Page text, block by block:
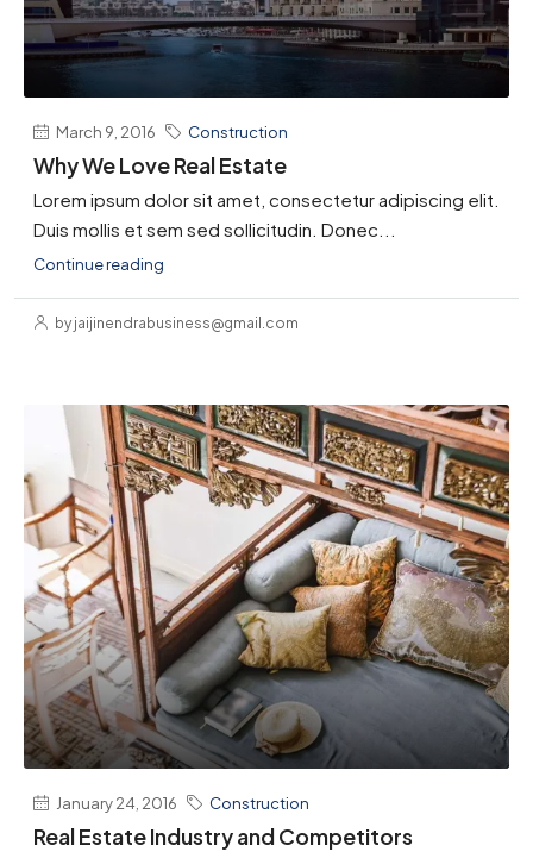
March 9, 2016 Construction
Why We Love Real Estate
Lorem ipsum dolor sit amet, consectetur adipiscing elit.
Duis mollis et sem sed sollicitudin. Donec...
Continue reading
by jaijinendrabusiness@gmail.com
January 24, 2016 Construction
Real Estate Industry and Competitors